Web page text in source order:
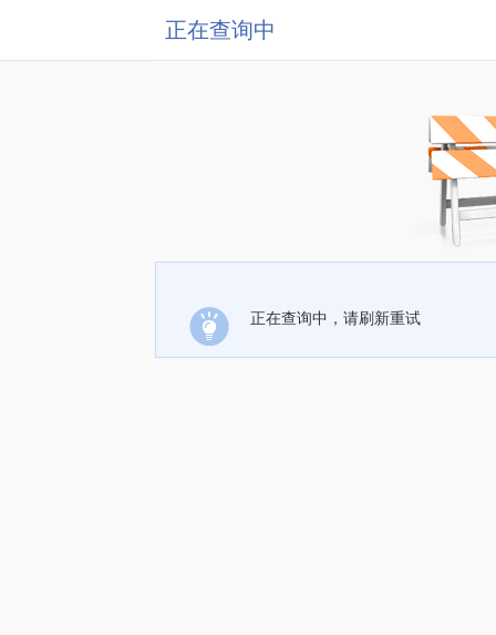
正在查询中
正在查询中，请刷新重试